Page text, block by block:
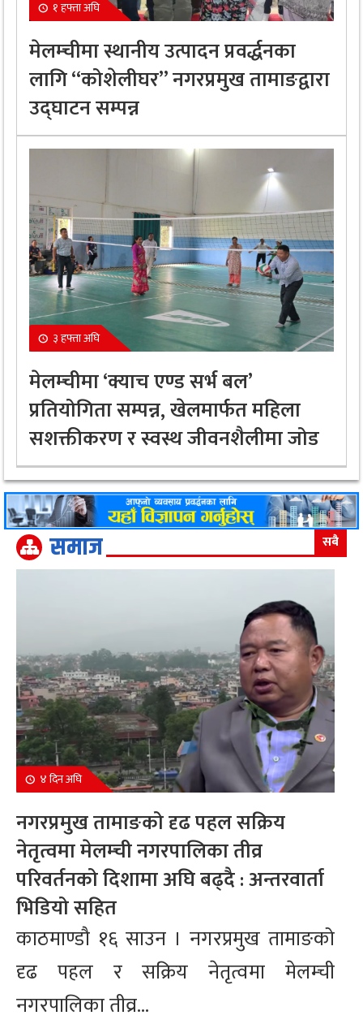
१ हफ्ता अघि
मेलम्चीमा स्थानीय उत्पादन प्रवर्द्धनका
लागि “कोशेलीघर” नगरप्रमुख तामाङद्वारा
उद्घाटन सम्पन्न
३ हफ्ता अघि
मेलम्चीमा ‘क्याच एण्ड सर्भ बल’
प्रतियोगिता सम्पन्न, खेलमार्फत महिला
सशक्तीकरण र स्वस्थ जीवनशैलीमा जोड
समाज सबै
४ दिन अघि
नगरप्रमुख तामाङको दृढ पहल सक्रिय
नेतृत्वमा मेलम्ची नगरपालिका तीव्र
परिवर्तनको दिशामा अघि बढ्दै : अन्तरवार्ता
भिडियो सहित
काठमाण्डौ १६ साउन । नगरप्रमुख तामाङको
दृढ पहल र सक्रिय नेतृत्वमा मेलम्ची
नगरपालिका तीव्र...